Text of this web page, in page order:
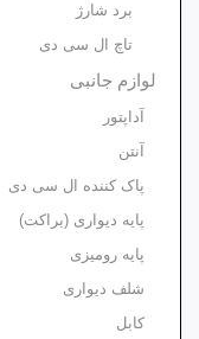
برد شارژ
تاچ ال سی دی
لوازم جانبی
آداپتور
آنتن
پاک کننده ال سی دی
پایه دیواری (براکت)
پایه رومیزی
شلف دیواری
کابل